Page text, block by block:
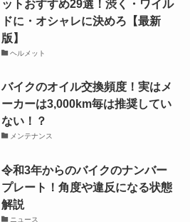
ットおすすめ29選！渋く・ワイル
ドに・オシャレに決めろ【最新
版】
ヘルメット
バイクのオイル交換頻度！実はメ
ーカーは3,000km毎は推奨してい
ない！？
メンテナンス
令和3年からのバイクのナンバー
プレート！角度や違反になる状態
解説
ニュース